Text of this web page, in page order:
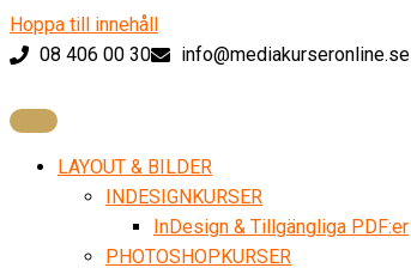
Hoppa till innehåll
08 406 00 30
info@mediakurseronline.se
LAYOUT & BILDER
INDESIGNKURSER
InDesign & Tillgängliga PDF:er
PHOTOSHOPKURSER